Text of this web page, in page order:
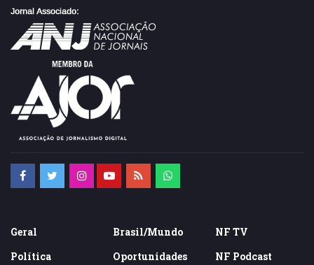
Geral
Política
Brasil/Mundo
Oportunidades
NF TV
NF Podcast